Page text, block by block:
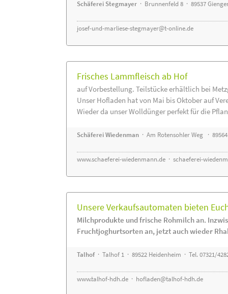
Schäferei Stegmayer · Brunnenfeld 8 · 89537
josef-und-marliese-stegmayer@t-online.de
Frisches Lammfleisch ab Hof
auf Vorbestellung. Teilstücke erhältlich bei
Unser Hofladen hat von Mai bis Oktober auf
Wieder da unser Wolldünger perfekt für die
Schäferei Wiedenman · Am Rotensohler Weg ·
www.schaeferei-wiedenmann.de · schaeferei-
Unsere Verkaufsautomaten bieten
Milchprodukte und frische Rohmilch an.
Fruchtjoghurtsorten an, jetzt auch wieder
Talhof· Talhof 1 · 89522 Heidenheim · Tel. 07321/
www.talhof-hdh.de · hofladen@talhof-hdh.de